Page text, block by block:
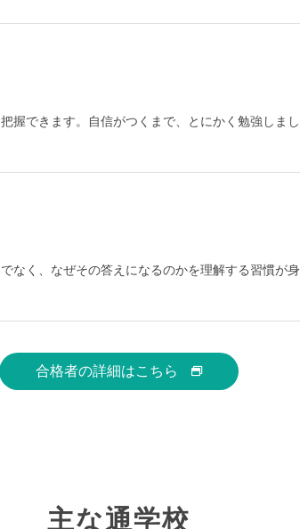
握できます。自信がつくまで、とにかく勉強しま
なく、なぜその答えになるのかを理解する習慣が
合格者の詳細はこちら
主な通学校